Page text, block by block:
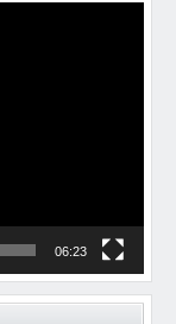
06:23